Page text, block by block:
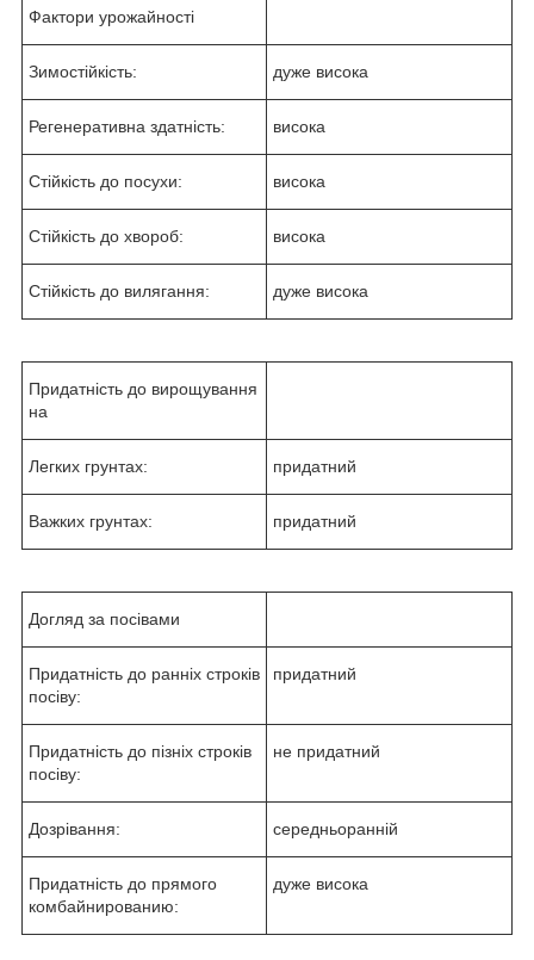
Фактори урожайності
Зимостійкість: дуже висока
Регенеративна здатність: висока
Стійкість до посухи: висока
Стійкість до хвороб: висока
Стійкість до вилягання: дуже висока
Придатність до вирощування
на
Легких грунтах: придатний
Важких грунтах: придатний
Догляд за посівами
Придатність до ранніх строків
посіву:
придатний
Придатність до пізніх строків
посіву:
не придатний
Дозрівання: середньоранній
Придатність до прямого
комбайнированию:
дуже висока